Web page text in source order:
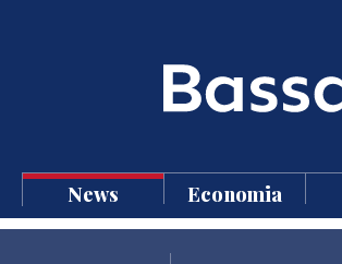
News Economia